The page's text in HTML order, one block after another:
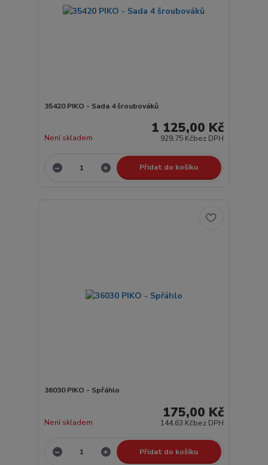
35420 PIKO - Sada 4 šroubováků
1 125,00 Kč
929,75 Kčbez DPH
Není skladem
Přidat do košíku
36030 PIKO - Spřáhlo
175,00 Kč
144,63 Kčbez DPH
Není skladem
Přidat do košíku